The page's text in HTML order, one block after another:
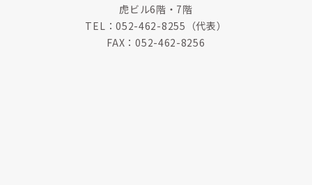
虎ビル6階・7階
TEL：052-462-8255 （代表）
FAX：052-462-8256